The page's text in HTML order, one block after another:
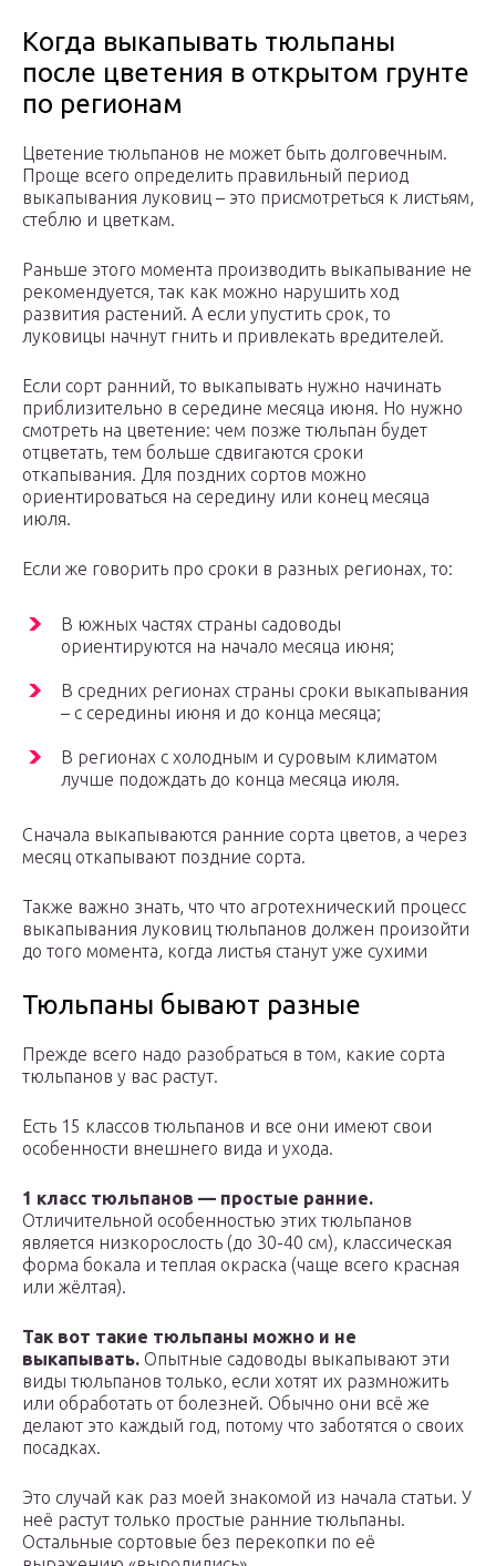
Когда выкапывать тюльпаны
после цветения в открытом грунте
по регионам
Цветение тюльпанов не может быть долговечным.
Проще всего определить правильный период
выкапывания луковиц – это присмотреться к листьям,
стеблю и цветкам.
Раньше этого момента производить выкапывание не
рекомендуется, так как можно нарушить ход
развития растений. А если упустить срок, то
луковицы начнут гнить и привлекать вредителей.
Если сорт ранний, то выкапывать нужно начинать
приблизительно в середине месяца июня. Но нужно
смотреть на цветение: чем позже тюльпан будет
отцветать, тем больше сдвигаются сроки
откапывания. Для поздних сортов можно
ориентироваться на середину или конец месяца
июля.
Если же говорить про сроки в разных регионах, то:
В южных частях страны садоводы
ориентируются на начало месяца июня;
В средних регионах страны сроки выкапывания
– с середины июня и до конца месяца;
В регионах с холодным и суровым климатом
лучше подождать до конца месяца июля.
Сначала выкапываются ранние сорта цветов, а через
месяц откапывают поздние сорта.
Также важно знать, что что агротехнический процесс
выкапывания луковиц тюльпанов должен произойти
до того момента, когда листья станут уже сухими
Тюльпаны бывают разные
Прежде всего надо разобраться в том, какие сорта
тюльпанов у вас растут.
Есть 15 классов тюльпанов и все они имеют свои
особенности внешнего вида и ухода.
1 класс тюльпанов — простые ранние.
Отличительной особенностью этих тюльпанов
является низкорослость (до 30-40 см), классическая
форма бокала и теплая окраска (чаще всего красная
или жёлтая).
Так вот такие тюльпаны можно и не
выкапывать. Опытные садоводы выкапывают эти
виды тюльпанов только, если хотят их размножить
или обработать от болезней. Обычно они всё же
делают это каждый год, потому что заботятся о своих
посадках.
Это случай как раз моей знакомой из начала статьи. У
неё растут только простые ранние тюльпаны.
Остальные сортовые без перекопки по её